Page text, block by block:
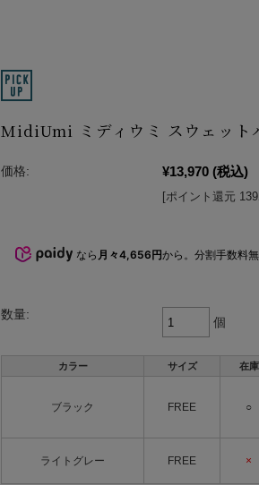
MidiUmi ミディウミ スウェット
価格: ¥13,970 (税込)
[ポイント還元
なら 月々4,656円から。分割手数料
数量:
個
カラー サイズ 在庫
ブラック FREE ○
ライトグレー FREE ×